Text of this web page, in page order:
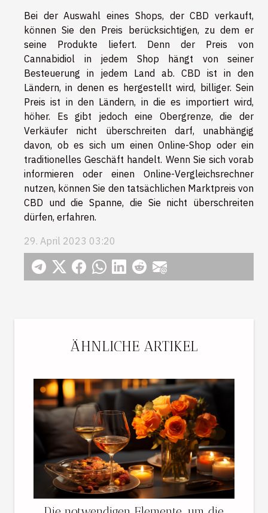
ÄHNLICHE ARTIKEL
Bei der Auswahl eines Shops, der CBD verkauft,
können Sie den Preis berücksichtigen, zu dem er
seine Produkte liefert. Denn der Preis von
Cannabidiol in jedem Shop hängt von seiner
Besteuerung in jedem Land ab. CBD ist in den
Ländern, in denen es hergestellt wird, billiger. Sein
Preis ist in den Ländern, in die es importiert wird,
höher. Es gibt jedoch eine Obergrenze, die der
Verkäufer nicht überschreiten darf, unabhängig
davon, ob es sich um einen Online-Shop oder ein
traditionelles Geschäft handelt. Wenn Sie sich vorab
informieren oder einen Online-Vergleichsrechner
nutzen, können Sie den tatsächlichen Marktpreis von
CBD und die Spanne, die Sie nicht überschreiten
dürfen, erfahren.
29. April 2023 03:20